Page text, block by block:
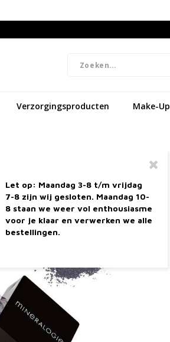
Verzorgingsproducten Make-Up
Let op: Maandag 3-8 t/m vrijdag
7-8 zijn wij gesloten. Maandag 10-
8 staan we weer vol enthousiasme
voor je klaar en verwerken we alle
bestellingen.